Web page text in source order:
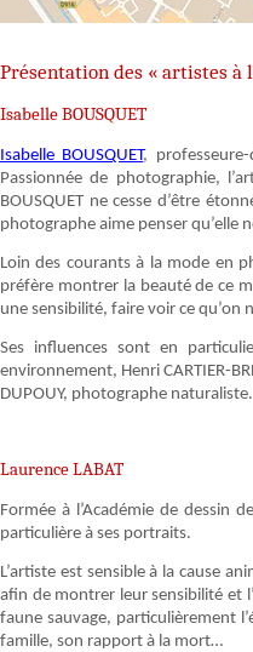
Présentation des « artistes à
Isabelle BOUSQUET
Isabelle BOUSQUET,
Passionnée de photographie,
BOUSQUET ne cesse d’être
photographe aime penser qu’elle
Loin des courants à la mode en
préfère montrer la beauté de ce
une sensibilité, faire voir ce
Ses influences sont en
environnement, Henri CARTIER-
DUPOUY, photographe naturaliste.
Laurence LABAT
Formée à l’Académie de dessin
particulière à ses portraits.
L’artiste est sensible à la cause
afin de montrer leur sensibilité et
faune sauvage, particulièrement
famille, son rapport à la mort…